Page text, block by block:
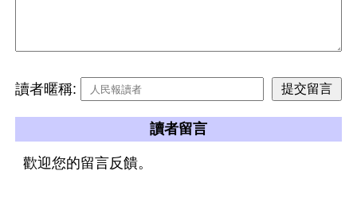
讀者暱稱:
讀者留言
歡迎您的留言反饋。